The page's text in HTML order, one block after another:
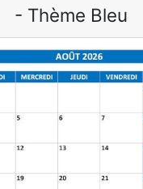
- Thème Bleu